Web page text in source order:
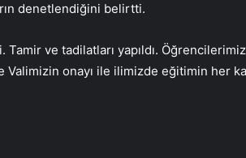
denetlendiğini belirtti.
Tamir ve tadilatları yapıldı.
Valimizin onayı ile ilimizde eğitimin her